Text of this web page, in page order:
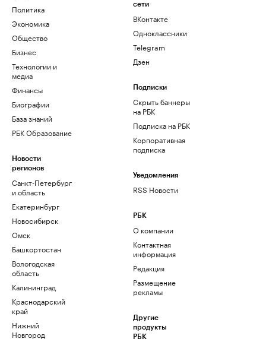
Политика
Экономика
Общество
Бизнес
Технологии и
медиа
Финансы
Биографии
База знаний
РБК Образование
Новости
регионов
Санкт-Петербург
и область
Екатеринбург
Новосибирск
Омск
Башкортостан
Вологодская
область
Калининград
Краснодарский
край
Нижний
Новгород
сети
ВКонтакте
Одноклассники
Telegram
Дзен
Подписки
Скрыть баннеры
на РБК
Подписка на РБК
Корпоративная
подписка
Уведомления
RSS Новости
РБК
О компании
Контактная
информация
Редакция
Размещение
рекламы
Другие
продукты
РБК